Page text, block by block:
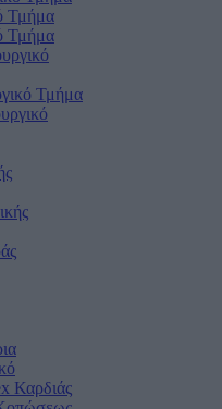
Τμήμα
Τμήμα
Τμήμα
Καρδιάς